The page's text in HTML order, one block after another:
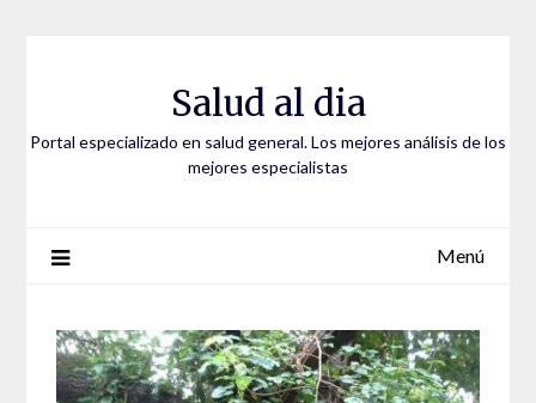
Salud al dia
Portal especializado en salud general. Los mejores análisis de los
mejores especialistas
Menú